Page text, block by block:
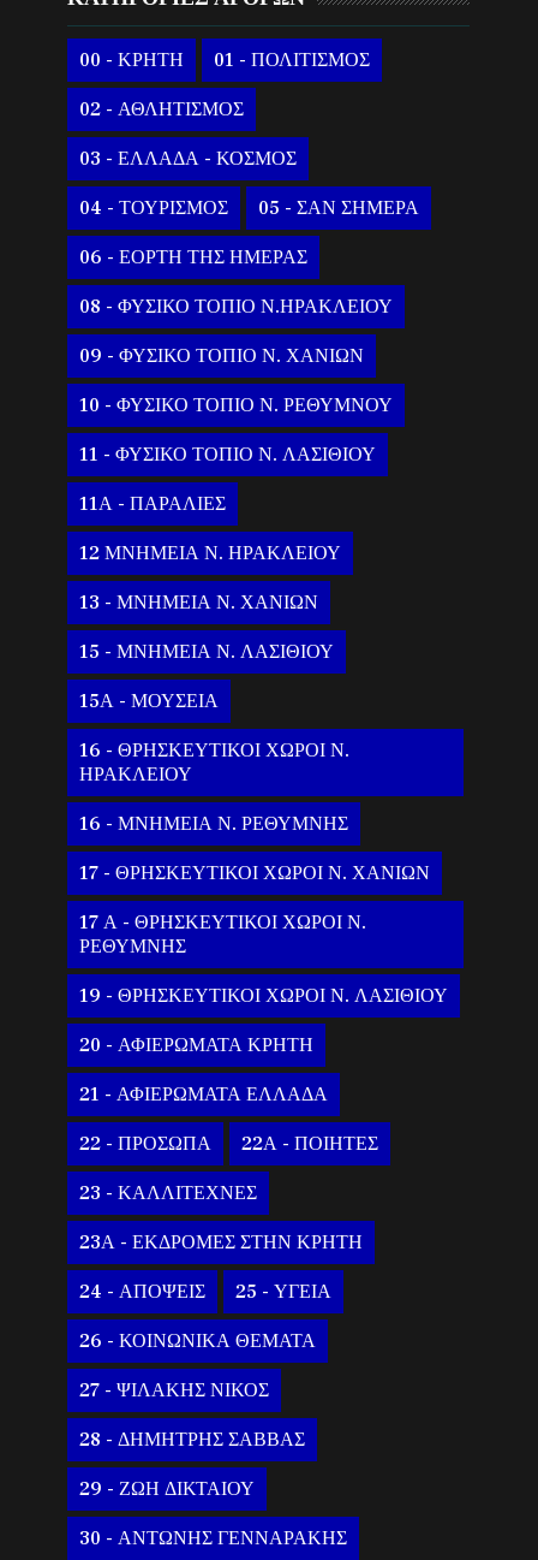
00 - ΚΡΗΤΗ 01 - ΠΟΛΙΤΙΣΜΟΣ
02 - ΑΘΛΗΤΙΣΜΟΣ
03 - ΕΛΛΑΔΑ - ΚΟΣΜΟΣ
04 - ΤΟΥΡΙΣΜΟΣ 05 - ΣΑΝ ΣΗΜΕΡΑ
06 - ΕΟΡΤΗ ΤΗΣ ΗΜΕΡΑΣ
08 - ΦΥΣΙΚΟ ΤΟΠΙΟ Ν.ΗΡΑΚΛΕΙΟΥ
09 - ΦΥΣΙΚΟ ΤΟΠΙΟ Ν. ΧΑΝΙΩΝ
10 - ΦΥΣΙΚΟ ΤΟΠΙΟ Ν. ΡΕΘΥΜΝΟΥ
11 - ΦΥΣΙΚΟ ΤΟΠΙΟ Ν. ΛΑΣΙΘΙΟΥ
11Α - ΠΑΡΑΛΙΕΣ
12 ΜΝΗΜΕΙΑ Ν. ΗΡΑΚΛΕΙΟΥ
13 - ΜΝΗΜΕΙΑ Ν. ΧΑΝΙΩΝ
15 - ΜΝΗΜΕΙΑ Ν. ΛΑΣΙΘΙΟΥ
15Α - ΜΟΥΣΕΙΑ
16 - ΘΡΗΣΚΕΥΤΙΚΟΙ ΧΩΡΟΙ Ν.
ΗΡΑΚΛΕΙΟΥ
16 - ΜΝΗΜΕΙΑ Ν. ΡΕΘΥΜΝΗΣ
17 - ΘΡΗΣΚΕΥΤΙΚΟΙ ΧΩΡΟΙ Ν. ΧΑΝΙΩΝ
17 Α - ΘΡΗΣΚΕΥΤΙΚΟΙ ΧΩΡΟΙ Ν.
ΡΕΘΥΜΝΗΣ
19 - ΘΡΗΣΚΕΥΤΙΚΟΙ ΧΩΡΟΙ Ν. ΛΑΣΙΘΙΟΥ
20 - ΑΦΙΕΡΩΜΑΤΑ ΚΡΗΤΗ
21 - ΑΦΙΕΡΩΜΑΤΑ ΕΛΛΑΔΑ
22 - ΠΡΟΣΩΠΑ 22Α - ΠΟΙΗΤΕΣ
23 - ΚΑΛΛΙΤΕΧΝΕΣ
23Α - ΕΚΔΡΟΜΕΣ ΣΤΗΝ ΚΡΗΤΗ
24 - ΑΠΟΨΕΙΣ 25 - ΥΓΕΙΑ
26 - ΚΟΙΝΩΝΙΚΑ ΘΕΜΑΤΑ
27 - ΨΙΛΑΚΗΣ ΝΙΚΟΣ
28 - ΔΗΜΗΤΡΗΣ ΣΑΒΒΑΣ
29 - ΖΩΗ ΔΙΚΤΑΙΟΥ
30 - ΑΝΤΩΝΗΣ ΓΕΝΝΑΡΑΚΗΣ